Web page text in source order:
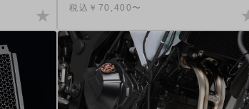
税込￥70,400〜